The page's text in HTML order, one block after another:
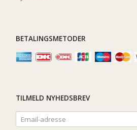
BETALINGSMETODER
TILMELD NYHEDSBREV
Email-
adresse